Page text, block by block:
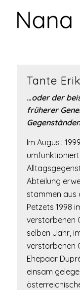
Tante
…oder der
früherer
Im August
Abteilung
stammen aus
Petzets 1998
verstorbenen
selben Jahr,
verstorbenen
Ehepaar
einsam